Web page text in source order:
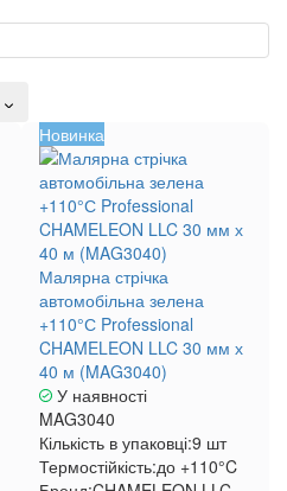
Новинка
Малярна стрічка
автомобільна зелена
+110°С Professional
CHAMELEON LLC 30 мм х
40 м (MAG3040)
У наявності
MAG3040
Кількість в упаковці:9 шт
Термостійкість:до +110°C